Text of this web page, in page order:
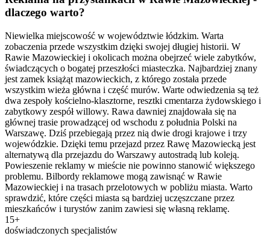
dlaczego warto?
Niewielka miejscowość w województwie łódzkim. Warta
zobaczenia przede wszystkim dzięki swojej długiej historii. W
Rawie Mazowieckiej i okolicach można obejrzeć wiele zabytków,
świadczących o bogatej przeszłości miasteczka. Najbardziej znany
jest zamek książąt mazowieckich, z którego została przede
wszystkim wieża główna i część murów. Warte odwiedzenia są też
dwa zespoły kościelno-klasztorne, resztki cmentarza żydowskiego i
zabytkowy zespół willowy. Rawa dawniej znajdowała się na
głównej trasie prowadzącej od wschodu z południa Polski na
Warszawę. Dziś przebiegają przez nią dwie drogi krajowe i trzy
wojewódzkie. Dzięki temu przejazd przez Rawę Mazowiecką jest
alternatywą dla przejazdu do Warszawy autostradą lub koleją.
Powieszenie reklamy w mieście nie powinno stanowić większego
problemu. Bilbordy reklamowe mogą zawisnąć w Rawie
Mazowieckiej i na trasach przelotowych w pobliżu miasta. Warto
sprawdzić, które części miasta są bardziej uczęszczane przez
mieszkańców i turystów zanim zawiesi się własną reklamę.
15+
doświadczonych specjalistów